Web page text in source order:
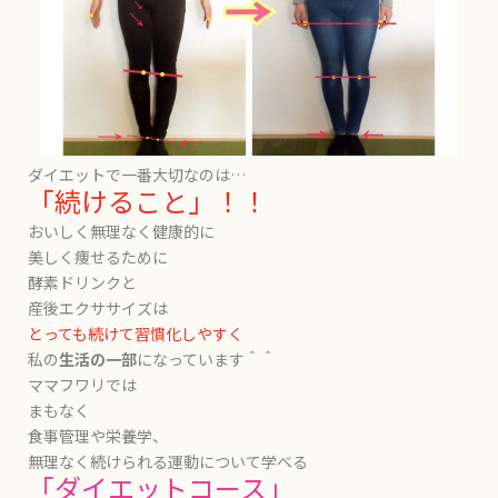
ダイエットで一番大切なのは…
「続けること」！！
おいしく無理なく健康的に
美しく痩せるために
酵素ドリンクと
産後エクササイズは
とっても続けて習慣化しやすく
私の生活の一部になっています＾＾
ママフワリでは
まもなく
食事管理や栄養学、
無理なく続けられる運動について学べる
「ダイエットコース」